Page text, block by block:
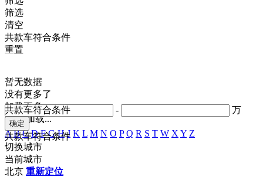
- 万
共款车符合条件
共款车符合条件
筛选
清空
共款车符合条件
重置
暂无数据
没有更多了
加载更多
正在加载...
A B C D F G H J K L M N O P Q R S T W X Y Z
切换城市
当前城市
北京 重新定位